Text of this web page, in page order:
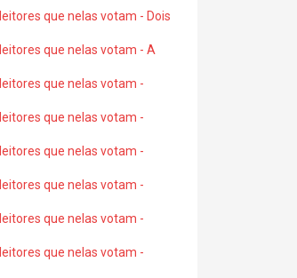
que nelas votam - Dois
que nelas votam - A
que nelas votam -
que nelas votam -
que nelas votam -
que nelas votam -
que nelas votam -
que nelas votam -